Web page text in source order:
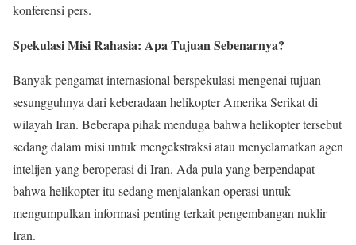
konferensi pers.
Spekulasi Misi Rahasia: Apa Tujuan Sebenarnya?
Banyak pengamat internasional berspekulasi mengenai tujuan
sesungguhnya dari keberadaan helikopter Amerika Serikat di
wilayah Iran. Beberapa pihak menduga bahwa helikopter tersebut
sedang dalam misi untuk mengekstraksi atau menyelamatkan agen
intelijen yang beroperasi di Iran. Ada pula yang berpendapat
bahwa helikopter itu sedang menjalankan operasi untuk
mengumpulkan informasi penting terkait pengembangan nuklir
Iran.